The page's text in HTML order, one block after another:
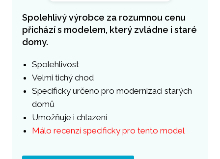
Spolehlivý výrobce za rozumnou cenu
přichází s modelem, který zvládne i staré
domy.
Spolehlivost
Velmi tichý chod
Specificky určeno pro modernizaci starých
domů
Umožňuje i chlazení
Málo recenzí specificky pro tento model